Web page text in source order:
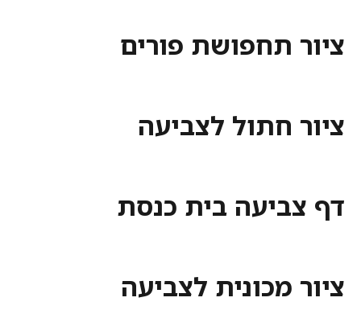
תחפושת פורים
חתול לצביעה
בית כנסת
מכונית לצביעה